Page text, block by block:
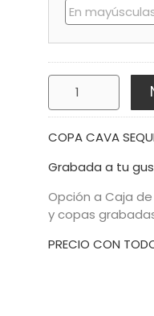
COPA CAVA
Grabada a tu
Opción a Caja
y copas
PRECIO CON